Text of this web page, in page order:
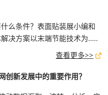
么条件？表面贴装展小编和
决方案以末端节能技术为.....
查看更多>>
创新发展中的重要作用？